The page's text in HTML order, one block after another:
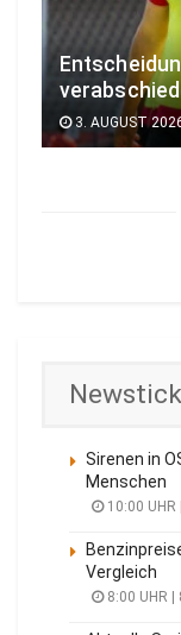
3. AUGUST
Sirenen in
Menschen
10:00 UHR
Vergleich
8:00 UHR |